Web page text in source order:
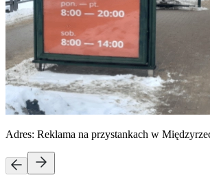
Adres: Reklama na przystankach w